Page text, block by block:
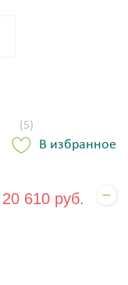
20 610 руб.
(5)
В избранное